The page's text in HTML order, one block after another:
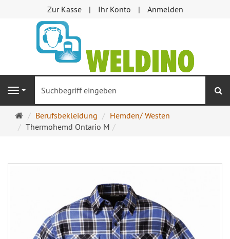
Zur Kasse Ihr Konto Anmelden
Navigation
Startseite
Berufsbekleidung
Hemden/ Westen
Thermohemd Ontario M